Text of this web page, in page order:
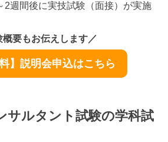
2週間後に実技試験（面接）が実施
概要もお伝えします／
料】説明会申込はこちら
サルタント試験の学科試